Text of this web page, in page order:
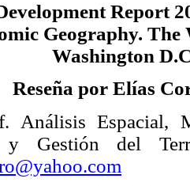
Report
Geography.
Washington
Reseña por Elías
Análisis Espacial,
y Gestión del